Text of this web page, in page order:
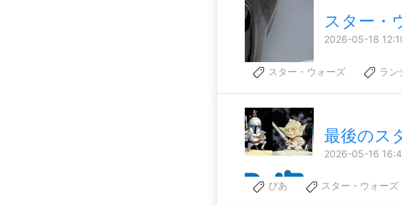
スター・
2026-05-18
スター・ウォーズ ラン
最後のス
2026-05-16
ぴあ スター・ウォーズ